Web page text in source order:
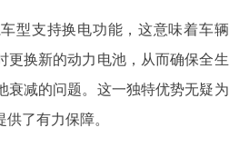
型支持换电功能，这意味着车辆
更换新的动力电池，从而确保全生
衰减的问题。这一独特优势无疑为
了有力保障。